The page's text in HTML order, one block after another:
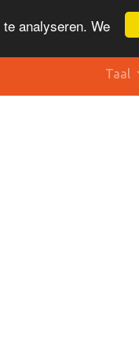
analyseren. We
Taal